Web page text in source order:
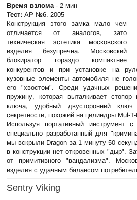
Время взлома - 2 мин
Тест: АР №6. 2005
Конструкция этого замка мало чем
отличается от аналогов, зато
техническая эстетика московского
изделия безупречна. Московский
блокиратор гораздо компактнее
конкурентов и при установке на
кузовные элементы автомобиля не
его "хвостом". Среди удачных
пружину, которая выталкивает
ключа, удобный двусторонний
секретности, похожий на цилиндры Mul-
Используя портативный инструмент
специально разработанный для
мы вскрыли Dragon за 1 минуту 50
в конструкции нет откровенных "дыр".
от примитивного "вандализма".
изделия с удачным балансом
Sentry Viking